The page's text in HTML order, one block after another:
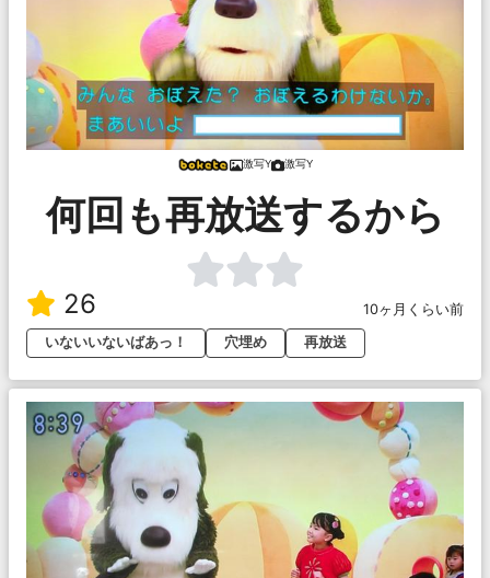
激写Y 激写Y
何回も再放送するから
26
10ヶ月くらい前
いないいないばあっ！
穴埋め 再放送